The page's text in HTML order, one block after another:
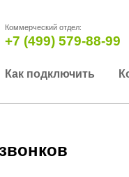
Коммерческий отдел:
+7 (499) 579-88-99
Как подключить